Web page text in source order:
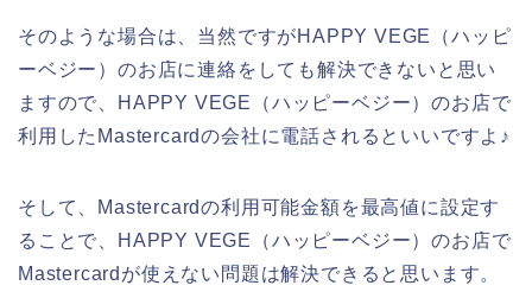
そのような場合は、当然ですがHAPPY VEGE（ハッピ
ーベジー）のお店に連絡をしても解決できないと思い
ますので、HAPPY VEGE（ハッピーベジー）のお店で
利用したMastercardの会社に電話されるといいですよ♪
そして、Mastercardの利用可能金額を最高値に設定す
ることで、HAPPY VEGE（ハッピーベジー）のお店で
Mastercardが使えない問題は解決できると思います。